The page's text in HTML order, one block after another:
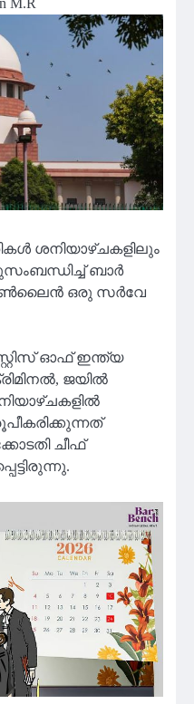
M.R
ശനിയാഴ്ചകളിലും
ബാർ
ഒരു സർവേ
ഓഫ് ഇന്ത്യ
ജയിൽ
ചീഫ്